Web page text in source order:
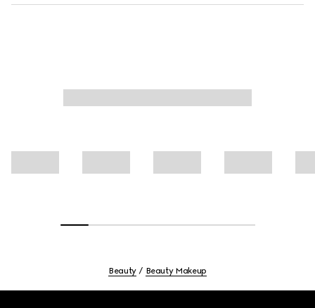
Beauty Beauty Makeup